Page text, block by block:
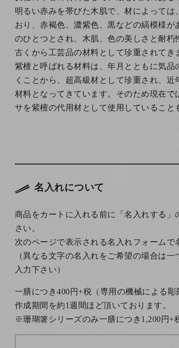
明るい赤みを帯びた木肌で、材によっては
おり、赤褐色、濃紫色、黒などの縞模様が
のひとつとされ、木肌、色の美しさと耐朽
古くから工芸品の材料として珍重されてき
紫檀と呼ばれる材料は、年月とともに気品
くことから、超高級材として珍重され、
材料となってきています。そのため現在で
サを紫檀の代用材として使用していること
名入れについて
商品をカートに入れる前に「名入れする
さい。
次のページで表示される名入れフォームで
（異なる文字の名入れをご希望の場合は
入力下さい）
一膳につき400円+税（専用の機械による彫
作成期間を約1週間ほど頂いております。
※珊瑚箸シリーズのみ一膳につき1,200円+